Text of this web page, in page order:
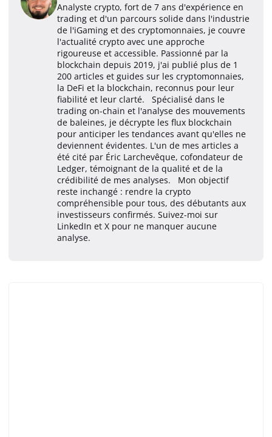
Analyste crypto, fort de 7 ans d'expérience en
trading et d'un parcours solide dans l'industrie
de l'iGaming et des cryptomonnaies, je couvre
l'actualité crypto avec une approche
rigoureuse et accessible. Passionné par la
blockchain depuis 2019, j'ai publié plus de 1
200 articles et guides sur les cryptomonnaies,
la DeFi et la blockchain, reconnus pour leur
fiabilité et leur clarté. Spécialisé dans le
trading on-chain et l'analyse des mouvements
de baleines, je décrypte les flux blockchain
pour anticiper les tendances avant qu'elles ne
deviennent évidentes. L'un de mes articles a
été cité par Éric Larchevêque, cofondateur de
Ledger, témoignant de la qualité et de la
crédibilité de mes analyses. Mon objectif
reste inchangé : rendre la crypto
compréhensible pour tous, des débutants aux
investisseurs confirmés. Suivez-moi sur
LinkedIn et X pour ne manquer aucune
analyse.